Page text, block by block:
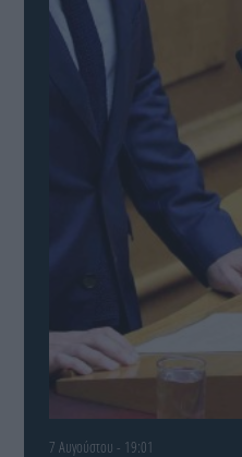
7 Αυγούστου - 19:01